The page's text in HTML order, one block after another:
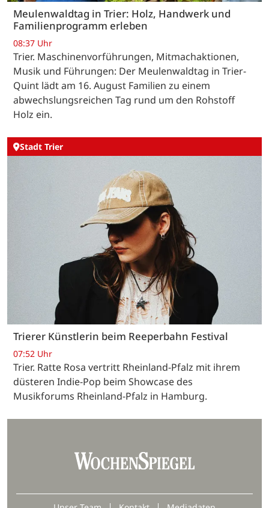
Meulenwaldtag in Trier: Holz, Handwerk und
Familienprogramm erleben
08:37 Uhr
Trier. Maschinenvorführungen, Mitmachaktionen,
Musik und Führungen: Der Meulenwaldtag in Trier-
Quint lädt am 16. August Familien zu einem
abwechslungsreichen Tag rund um den Rohstoff
Holz ein.
Stadt Trier
Trierer Künstlerin beim Reeperbahn Festival
07:52 Uhr
Trier. Ratte Rosa vertritt Rheinland-Pfalz mit ihrem
düsteren Indie-Pop beim Showcase des
Musikforums Rheinland-Pfalz in Hamburg.